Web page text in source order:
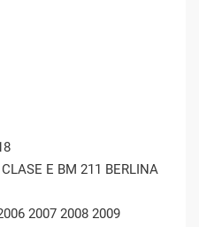
E BM 211 BERLINA
2007 2008 2009